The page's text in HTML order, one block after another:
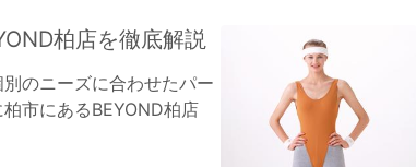
柏店を徹底解説
のニーズに合わせたパー
市にあるBEYOND柏店